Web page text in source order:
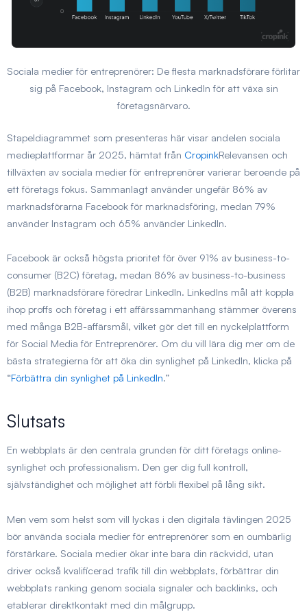
Sociala medier för entreprenörer: De flesta marknadsförare förlitar
sig på Facebook, Instagram och LinkedIn för att växa sin
företagsnärvaro.
Stapeldiagrammet som presenteras här visar andelen sociala
medieplattformar år 2025, hämtat från CropinkRelevansen och
tillväxten av sociala medier för entreprenörer varierar beroende på
ett företags fokus. Sammanlagt använder ungefär 86% av
marknadsförarna Facebook för marknadsföring, medan 79%
använder Instagram och 65% använder LinkedIn.
Facebook är också högsta prioritet för över 91% av business-to-
consumer (B2C) företag, medan 86% av business-to-business
(B2B) marknadsförare föredrar LinkedIn. LinkedIns mål att koppla
ihop proffs och företag i ett affärssammanhang stämmer överens
med många B2B-affärsmål, vilket gör det till en nyckelplattform
för Social Media för Entreprenörer. Om du vill lära dig mer om de
bästa strategierna för att öka din synlighet på LinkedIn, klicka på
“Förbättra din synlighet på LinkedIn.”
Slutsats
En webbplats är den centrala grunden för ditt företags online-
synlighet och professionalism. Den ger dig full kontroll,
självständighet och möjlighet att förbli flexibel på lång sikt.
Men vem som helst som vill lyckas i den digitala tävlingen 2025
bör använda sociala medier för entreprenörer som en oumbärlig
förstärkare. Sociala medier ökar inte bara din räckvidd, utan
driver också kvalificerad trafik till din webbplats, förbättrar din
webbplats ranking genom sociala signaler och backlinks, och
etablerar direktkontakt med din målgrupp.